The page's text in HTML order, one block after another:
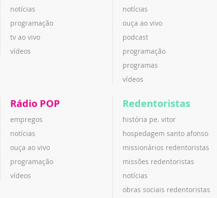
notícias
programação
tv ao vivo
vídeos
notícias
ouça ao vivo
podcast
programação
programas
vídeos
Rádio POP
empregos
notícias
ouça ao vivo
programação
vídeos
Redentoristas
história pe. vitor
hospedagem santo afonso
missionários redentoristas
missões redentoristas
notícias
obras sociais redentoristas